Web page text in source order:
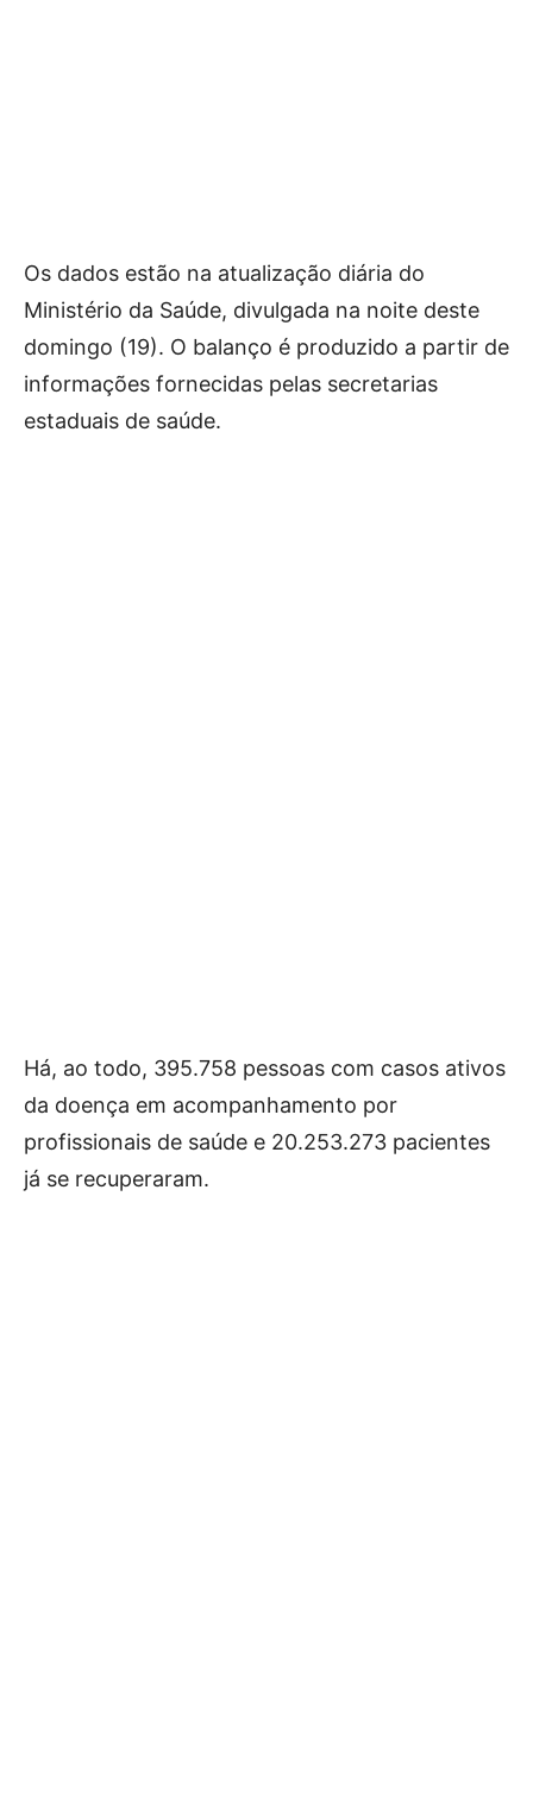
Os dados estão na atualização diária do
Ministério da Saúde, divulgada na noite deste
domingo (19). O balanço é produzido a partir de
informações fornecidas pelas secretarias
estaduais de saúde.
Há, ao todo, 395.758 pessoas com casos ativos
da doença em acompanhamento por
profissionais de saúde e 20.253.273 pacientes
já se recuperaram.